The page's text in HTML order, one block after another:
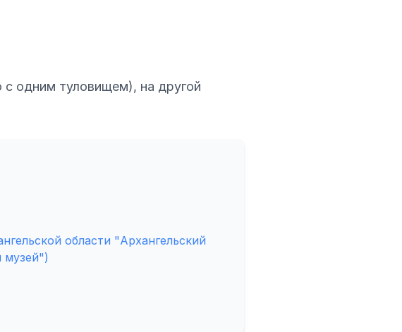
с одним туловищем), на другой
области "Архангельский
музей")